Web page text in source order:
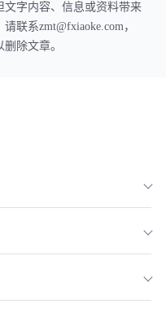
字内容、信息或资料带来
联系zmt@fxiaoke.com，
除文章。